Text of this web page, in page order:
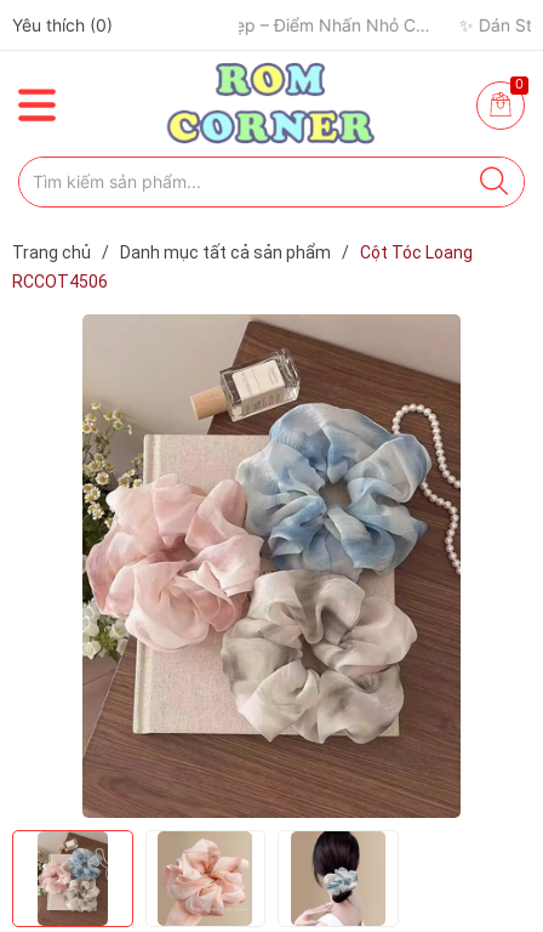
Yêu thích (0)
0
Trang chủ / Danh mục tất cả sản phẩm / Cột Tóc Loang
RCCOT4506